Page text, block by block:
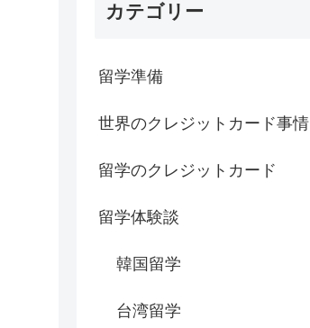
カテゴリー
留学準備
世界のクレジットカード事情
留学のクレジットカード
留学体験談
韓国留学
台湾留学